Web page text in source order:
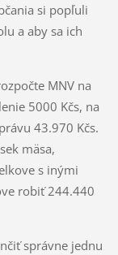
si popľuli
a aby sa ich
MNV na
5000 Kčs, na
43.970 Kčs.
mäsa,
s inými
robiť 244.440
správne jednu